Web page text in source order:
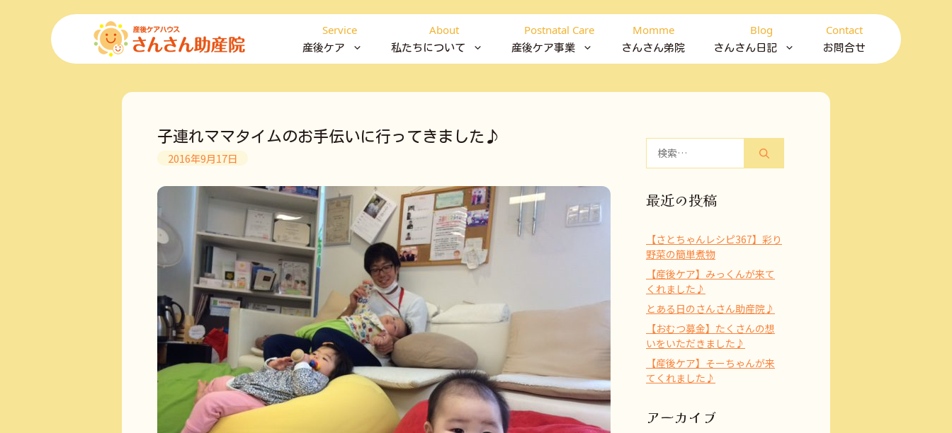
Service
産後ケア
About
私たちについて
Postnatal Care
産後ケア事業
Momme
さんさん弟院
Blog
さんさん日記
Contact
お問合せ
子連れママタイムのお手伝いに行ってきました♪
2016年9月17日
最近の投稿
【さとちゃんレシピ367】彩り
野菜の簡単煮物
【産後ケア】みっくんが来て
くれました♪
とある日のさんさん助産院♪
【おむつ募金】たくさんの想
いをいただきました♪
【産後ケア】そーちゃんが来
てくれました♪
アーカイブ